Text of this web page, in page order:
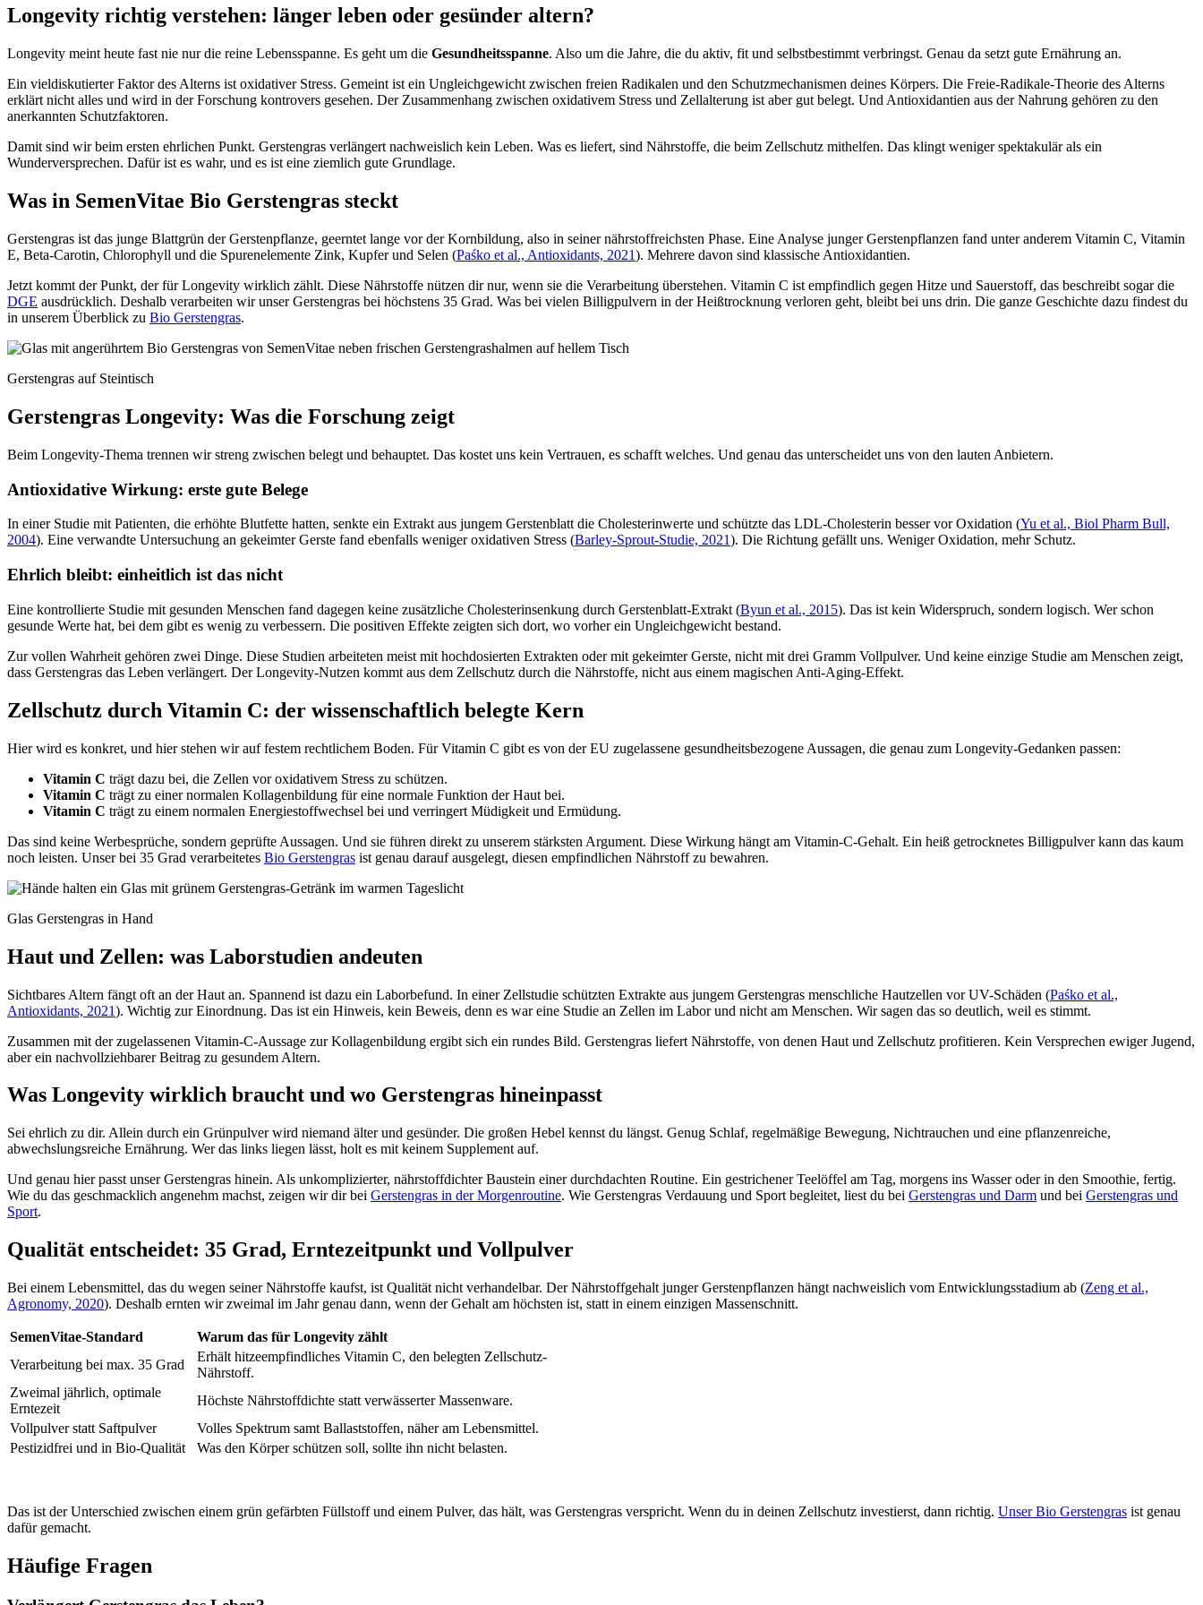
Longevity richtig verstehen: länger leben oder gesünder altern?
Longevity meint heute fast nie nur die reine Lebensspanne. Es geht um die Gesundheitsspanne. Also um die Jahre, die du aktiv, fit und selbstbestimmt verbringst. Genau da setzt gute Ernährung an.
Ein vieldiskutierter Faktor des Alterns ist oxidativer Stress. Gemeint ist ein Ungleichgewicht zwischen freien Radikalen und den Schutzmechanismen deines Körpers. Die Freie-Radikale-Theorie des Alterns
erklärt nicht alles und wird in der Forschung kontrovers gesehen. Der Zusammenhang zwischen oxidativem Stress und Zellalterung ist aber gut belegt. Und Antioxidantien aus der Nahrung gehören zu den
anerkannten Schutzfaktoren.
Damit sind wir beim ersten ehrlichen Punkt. Gerstengras verlängert nachweislich kein Leben. Was es liefert, sind Nährstoffe, die beim Zellschutz mithelfen. Das klingt weniger spektakulär als ein
Wunderversprechen. Dafür ist es wahr, und es ist eine ziemlich gute Grundlage.
Was in SemenVitae Bio Gerstengras steckt
Gerstengras ist das junge Blattgrün der Gerstenpflanze, geerntet lange vor der Kornbildung, also in seiner nährstoffreichsten Phase. Eine Analyse junger Gerstenpflanzen fand unter anderem Vitamin C, Vitamin
E, Beta-Carotin, Chlorophyll und die Spurenelemente Zink, Kupfer und Selen (Paśko et al., Antioxidants, 2021). Mehrere davon sind klassische Antioxidantien.
Jetzt kommt der Punkt, der für Longevity wirklich zählt. Diese Nährstoffe nützen dir nur, wenn sie die Verarbeitung überstehen. Vitamin C ist empfindlich gegen Hitze und Sauerstoff, das beschreibt sogar die
DGE ausdrücklich. Deshalb verarbeiten wir unser Gerstengras bei höchstens 35 Grad. Was bei vielen Billigpulvern in der Heißtrocknung verloren geht, bleibt bei uns drin. Die ganze Geschichte dazu findest du
in unserem Überblick zu Bio Gerstengras.
Gerstengras auf Steintisch
Gerstengras Longevity: Was die Forschung zeigt
Beim Longevity-Thema trennen wir streng zwischen belegt und behauptet. Das kostet uns kein Vertrauen, es schafft welches. Und genau das unterscheidet uns von den lauten Anbietern.
Antioxidative Wirkung: erste gute Belege
In einer Studie mit Patienten, die erhöhte Blutfette hatten, senkte ein Extrakt aus jungem Gerstenblatt die Cholesterinwerte und schützte das LDL-Cholesterin besser vor Oxidation (Yu et al., Biol Pharm Bull,
2004). Eine verwandte Untersuchung an gekeimter Gerste fand ebenfalls weniger oxidativen Stress (Barley-Sprout-Studie, 2021). Die Richtung gefällt uns. Weniger Oxidation, mehr Schutz.
Ehrlich bleibt: einheitlich ist das nicht
Eine kontrollierte Studie mit gesunden Menschen fand dagegen keine zusätzliche Cholesterinsenkung durch Gerstenblatt-Extrakt (Byun et al., 2015). Das ist kein Widerspruch, sondern logisch. Wer schon
gesunde Werte hat, bei dem gibt es wenig zu verbessern. Die positiven Effekte zeigten sich dort, wo vorher ein Ungleichgewicht bestand.
Zur vollen Wahrheit gehören zwei Dinge. Diese Studien arbeiteten meist mit hochdosierten Extrakten oder mit gekeimter Gerste, nicht mit drei Gramm Vollpulver. Und keine einzige Studie am Menschen zeigt,
dass Gerstengras das Leben verlängert. Der Longevity-Nutzen kommt aus dem Zellschutz durch die Nährstoffe, nicht aus einem magischen Anti-Aging-Effekt.
Zellschutz durch Vitamin C: der wissenschaftlich belegte Kern
Hier wird es konkret, und hier stehen wir auf festem rechtlichem Boden. Für Vitamin C gibt es von der EU zugelassene gesundheitsbezogene Aussagen, die genau zum Longevity-Gedanken passen:
Vitamin C trägt dazu bei, die Zellen vor oxidativem Stress zu schützen.
Vitamin C trägt zu einer normalen Kollagenbildung für eine normale Funktion der Haut bei.
Vitamin C trägt zu einem normalen Energiestoffwechsel bei und verringert Müdigkeit und Ermüdung.
Das sind keine Werbesprüche, sondern geprüfte Aussagen. Und sie führen direkt zu unserem stärksten Argument. Diese Wirkung hängt am Vitamin-C-Gehalt. Ein heiß getrocknetes Billigpulver kann das kaum
noch leisten. Unser bei 35 Grad verarbeitetes Bio Gerstengras ist genau darauf ausgelegt, diesen empfindlichen Nährstoff zu bewahren.
Glas Gerstengras in Hand
Haut und Zellen: was Laborstudien andeuten
Sichtbares Altern fängt oft an der Haut an. Spannend ist dazu ein Laborbefund. In einer Zellstudie schützten Extrakte aus jungem Gerstengras menschliche Hautzellen vor UV-Schäden (Paśko et al.,
Antioxidants, 2021). Wichtig zur Einordnung. Das ist ein Hinweis, kein Beweis, denn es war eine Studie an Zellen im Labor und nicht am Menschen. Wir sagen das so deutlich, weil es stimmt.
Zusammen mit der zugelassenen Vitamin-C-Aussage zur Kollagenbildung ergibt sich ein rundes Bild. Gerstengras liefert Nährstoffe, von denen Haut und Zellschutz profitieren. Kein Versprechen ewiger Jugend,
aber ein nachvollziehbarer Beitrag zu gesundem Altern.
Was Longevity wirklich braucht und wo Gerstengras hineinpasst
Sei ehrlich zu dir. Allein durch ein Grünpulver wird niemand älter und gesünder. Die großen Hebel kennst du längst. Genug Schlaf, regelmäßige Bewegung, Nichtrauchen und eine pflanzenreiche,
abwechslungsreiche Ernährung. Wer das links liegen lässt, holt es mit keinem Supplement auf.
Und genau hier passt unser Gerstengras hinein. Als unkomplizierter, nährstoffdichter Baustein einer durchdachten Routine. Ein gestrichener Teelöffel am Tag, morgens ins Wasser oder in den Smoothie, fertig.
Wie du das geschmacklich angenehm machst, zeigen wir dir bei Gerstengras in der Morgenroutine. Wie Gerstengras Verdauung und Sport begleitet, liest du bei Gerstengras und Darm und bei Gerstengras und
Sport.
Qualität entscheidet: 35 Grad, Erntezeitpunkt und Vollpulver
Bei einem Lebensmittel, das du wegen seiner Nährstoffe kaufst, ist Qualität nicht verhandelbar. Der Nährstoffgehalt junger Gerstenpflanzen hängt nachweislich vom Entwicklungsstadium ab (Zeng et al.,
Agronomy, 2020). Deshalb ernten wir zweimal im Jahr genau dann, wenn der Gehalt am höchsten ist, statt in einem einzigen Massenschnitt.
SemenVitae-Standard
Warum das für Longevity zählt
Verarbeitung bei max. 35 Grad
Erhält hitzeempfindliches Vitamin C, den belegten Zellschutz-
Nährstoff.
Zweimal jährlich, optimale
Erntezeit
Höchste Nährstoffdichte statt verwässerter Massenware.
Vollpulver statt Saftpulver
Volles Spektrum samt Ballaststoffen, näher am Lebensmittel.
Pestizidfrei und in Bio-Qualität
Was den Körper schützen soll, sollte ihn nicht belasten.
Das ist der Unterschied zwischen einem grün gefärbten Füllstoff und einem Pulver, das hält, was Gerstengras verspricht. Wenn du in deinen Zellschutz investierst, dann richtig. Unser Bio Gerstengras ist genau
dafür gemacht.
Häufige Fragen